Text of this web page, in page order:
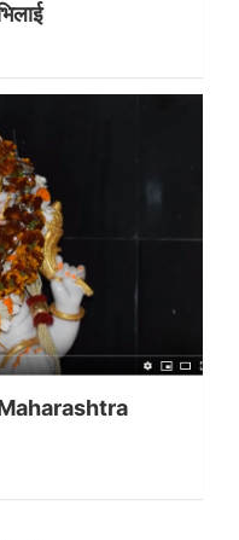
(Maharashtra